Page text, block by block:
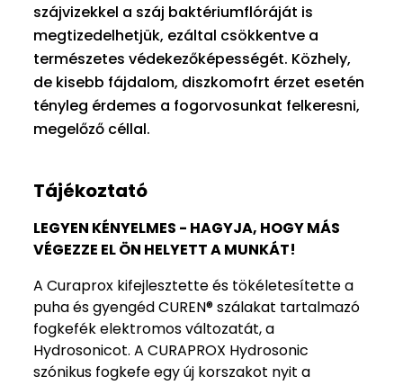
szájvizekkel a száj baktériumflóráját is
megtizedelhetjük, ezáltal csökkentve a
természetes védekezőképességét. Közhely,
de kisebb fájdalom, diszkomofrt érzet esetén
tényleg érdemes a fogorvosunkat felkeresni,
megelőző céllal.
Tájékoztató
LEGYEN KÉNYELMES - HAGYJA, HOGY MÁS
VÉGEZZE EL ÖN HELYETT A MUNKÁT!
A Curaprox kifejlesztette és tökéletesítette a
puha és gyengéd CUREN® szálakat tartalmazó
fogkefék elektromos változatát, a
Hydrosonicot. A CURAPROX Hydrosonic
szónikus fogkefe egy új korszakot nyit a